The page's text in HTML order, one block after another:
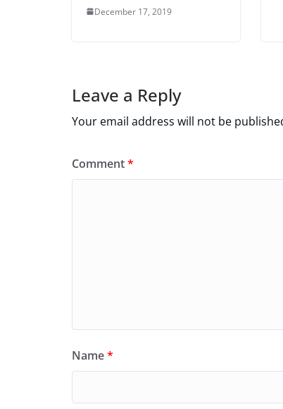
December 17, 2019
Leave a Reply
Your email address will not be
Comment*
Name*